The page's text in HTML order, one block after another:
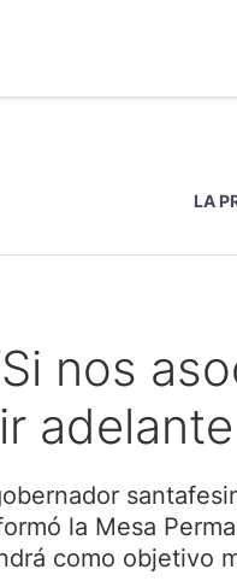
LA
nos
la Mesa
como objetivo